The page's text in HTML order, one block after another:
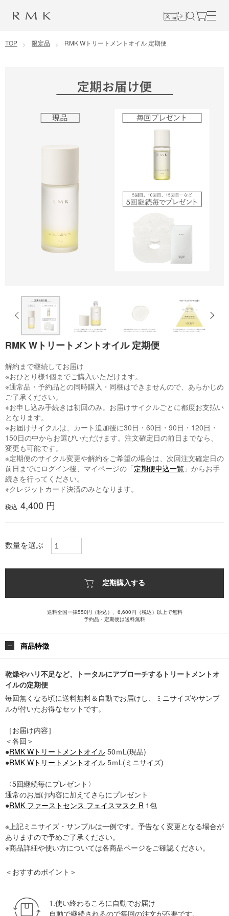
コンテンツに移動
TOP 限定品 RMK Wトリートメントオイル 定期便
RMK Wトリートメントオイル 定期便
解約まで継続してお届け
※おひとり様1個までご購入いただけます。
※通常品・予約品との同時購入・同梱はできませんので、あらかじめ
ご了承ください。
※お申し込み手続きは初回のみ。お届けサイクルごとに都度お支払い
となります。
※お届けサイクルは、カート追加後に30日・60日・90日・120日・
150日の中からお選びいただけます。注文確定日の前日までなら、
変更も可能です。
※定期便のサイクル変更や解約をご希望の場合は、次回注文確定日の
前日までにログイン後、マイページの「定期便申込一覧 」からお手
続きを行ってください。
※クレジットカード決済のみとなります。
税込 4,400 円
数量を選ぶ
定期購入する
送料全国一律550円（税込）、6,600円（税込）以上で無料
予約品・定期便は送料無料
商品特徴
乾燥やハリ不足など、トータルにアプローチするトリートメントオ
イルの定期便
毎回無くなる頃に送料無料＆自動でお届けし、ミニサイズやサンプ
ルが付いたお得なセットです。
［お届け内容］
＜各回＞
●RMK Wトリートメントオイル 50ｍL(現品)
●RMK Wトリートメントオイル 5ｍL(ミニサイズ)
〈5回継続毎にプレゼント〉
通常のお届け内容に加えてさらにプレゼント
●RMK ファーストセンス フェイスマスク R 1包
※上記ミニサイズ・サンプルは一例です。予告なく変更となる場合が
ありますので予めご了承ください。
※商品詳細や使い方については各商品ページをご確認ください。
＜おすすめポイント＞
1.使い終わるころに自動でお届け
自動で継続されるので毎回の注文が不要です。